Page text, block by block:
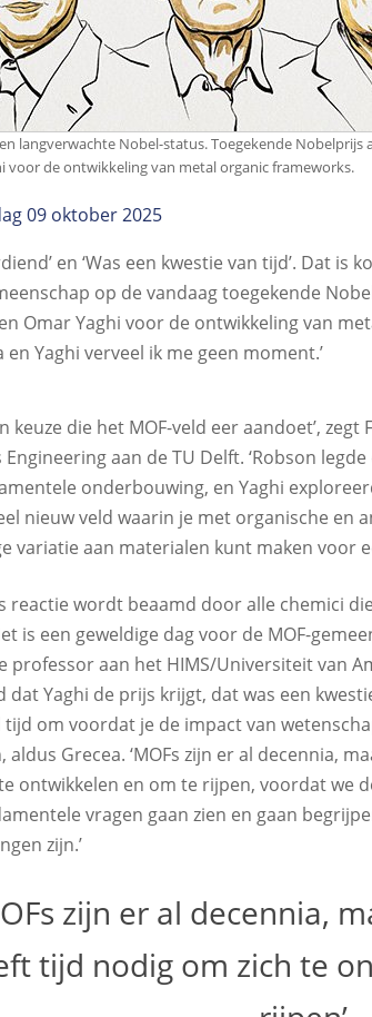
langverwachte Nobel-status. Toegekende Nobelprijs
voor de ontwikkeling van metal organic frameworks.
09 oktober 2025
en ‘Was een kwestie van tijd’. Dat
op de vandaag toegekende
Omar Yaghi voor de ontwikkeling van
en Yaghi verveel ik me geen moment.’
keuze die het MOF-veld eer aandoet’,
Engineering aan de TU Delft. ‘Robson
onderbouwing, en Yaghi
nieuw veld waarin je met organische en
variatie aan materialen kunt maken voor
reactie wordt beaamd door alle chemici die
is een geweldige dag voor de MOF-
professor aan het HIMS/Universiteit van
dat Yaghi de prijs krijgt, dat was een
tijd om voordat je de impact van
aldus Grecea. ‘MOFs zijn er al decennia,
ontwikkelen en om te rijpen, voordat we
vragen gaan zien en gaan
zijn.’
zijn er al decennia,
tijd nodig om zich te